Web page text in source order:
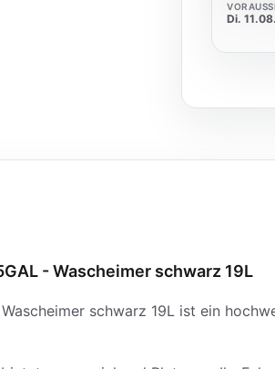
Di.
- Wascheimer schwarz 19L
schwarz 19L ist ein